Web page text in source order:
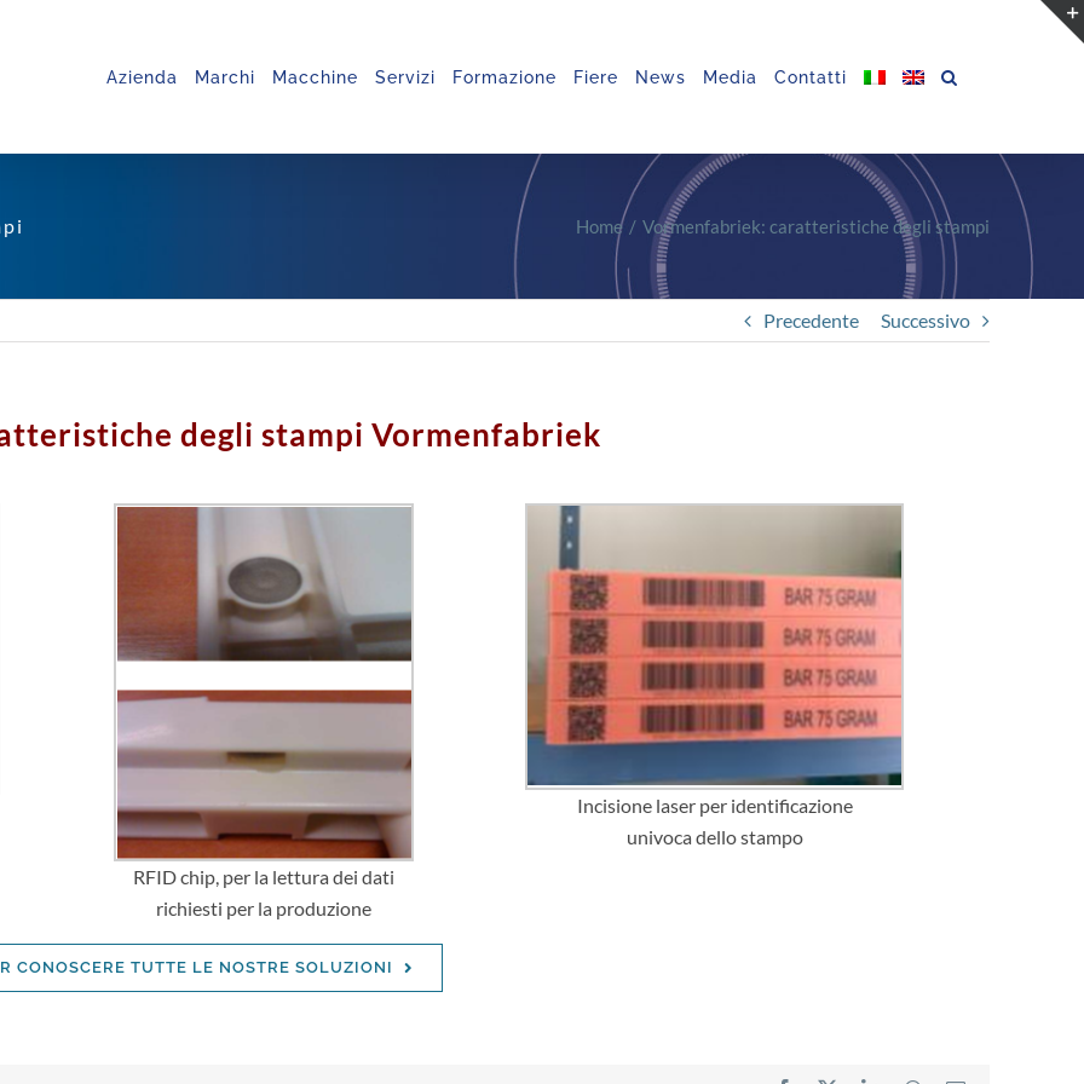
Azienda Marchi Macchine Servizi Formazione Fiere News Media Contatti
Home Vormenfabriek: caratteristiche degli stampi
Precedente Successivo
degli stampi Vormenfabriek
RFID chip, per la lettura dei dati
richiesti per la produzione
Incisione laser per identificazione
univoca dello stampo
CONOSCERE TUTTE LE NOSTRE SOLUZIONI